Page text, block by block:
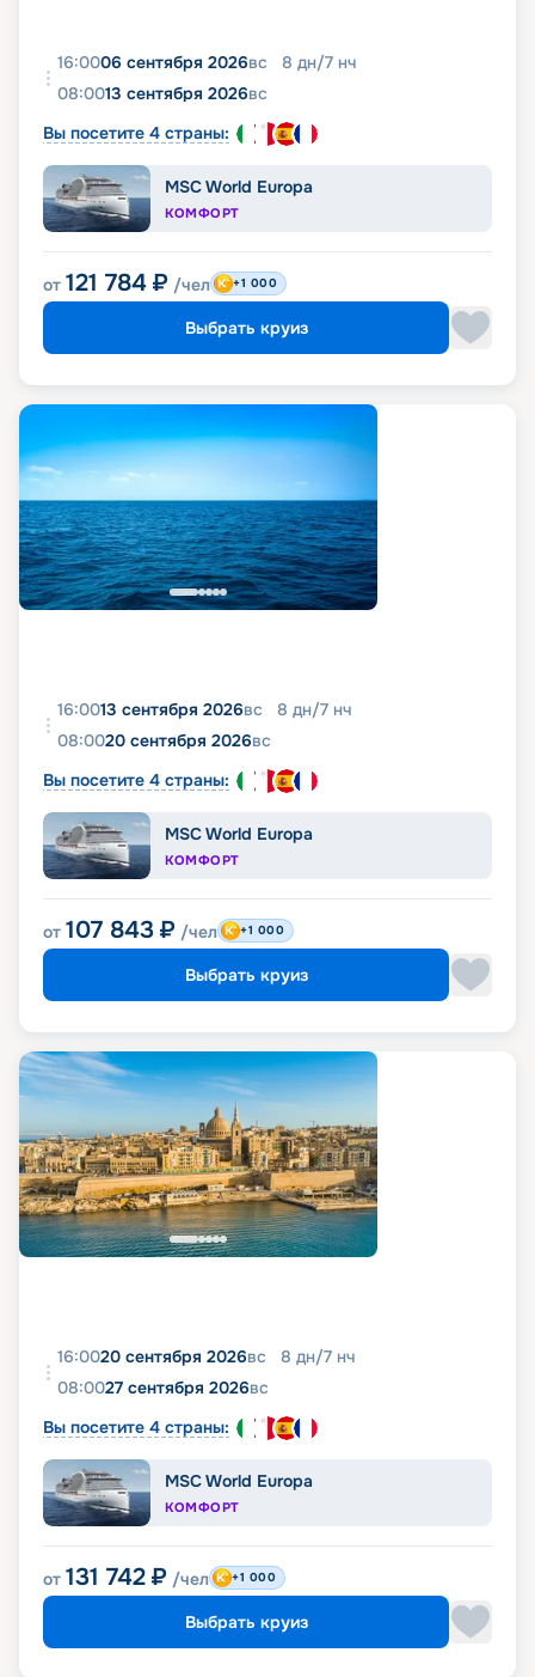
16:0006 сентября 2026вс 8 дн/7 нч
08:0013 сентября 2026вс
Вы посетите 4 страны:
MSC World Europa
КОМФОРТ
от 121 784 ₽ /чел +1 000
Выбрать круиз
16:0013 сентября 2026вс 8 дн/7 нч
08:0020 сентября 2026вс
Вы посетите 4 страны:
MSC World Europa
КОМФОРТ
от 107 843 ₽ /чел +1 000
Выбрать круиз
16:0020 сентября 2026вс 8 дн/7 нч
08:0027 сентября 2026вс
Вы посетите 4 страны:
MSC World Europa
КОМФОРТ
от 131 742 ₽ /чел +1 000
Выбрать круиз